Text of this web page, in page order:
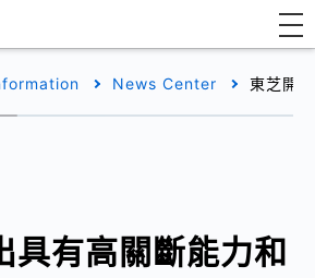
News Center 東芝開
具有高關斷能力和